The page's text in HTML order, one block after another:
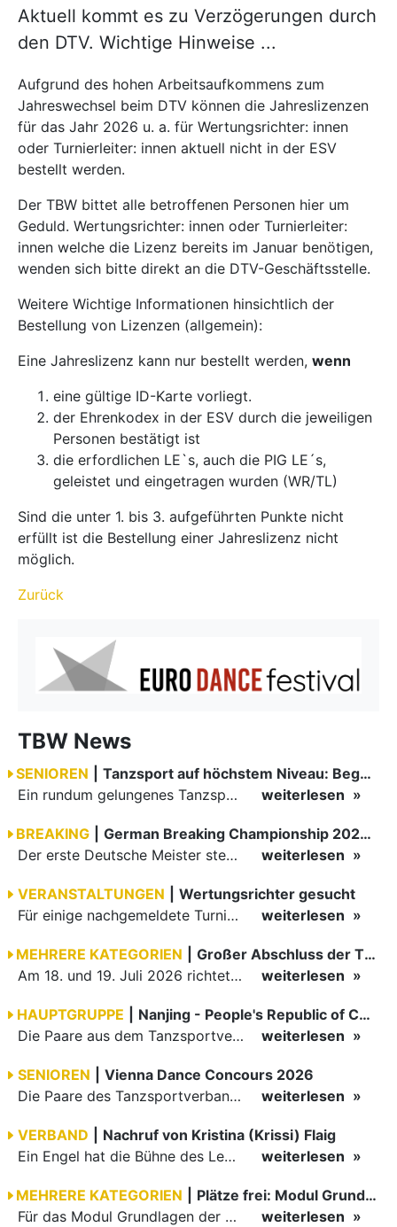
Aktuell kommt es zu Verzögerungen durch
den DTV. Wichtige Hinweise ...
Aufgrund des hohen Arbeitsaufkommens zum
Jahreswechsel beim DTV können die Jahreslizenzen
für das Jahr 2026 u. a. für Wertungsrichter: innen
oder Turnierleiter: innen aktuell nicht in der ESV
bestellt werden.
Der TBW bittet alle betroffenen Personen hier um
Geduld. Wertungsrichter: innen oder Turnierleiter:
innen welche die Lizenz bereits im Januar benötigen,
wenden sich bitte direkt an die DTV-Geschäftsstelle.
Weitere Wichtige Informationen hinsichtlich der
Bestellung von Lizenzen (allgemein):
Eine Jahreslizenz kann nur bestellt werden, wenn
eine gültige ID-Karte vorliegt.
der Ehrenkodex in der ESV durch die jeweiligen
Personen bestätigt ist
die erfordlichen LE`s, auch die PIG LE´s,
geleistet und eingetragen wurden (WR/TL)
Sind die unter 1. bis 3. aufgeführten Punkte nicht
erfüllt ist die Bestellung einer Jahreslizenz nicht
möglich.
Zurück
TBW News
SENIOREN
Tanzsport auf höchstem Niveau: Begeisterung bei den Turnieren in…
Ein rundum gelungenes Tanzsport-Wochenende liegt hinter den Paaren und Organisatoren in Enzklösterle. Am 1. und 2. August 2026 verwandelte sich die Festhalle wieder in einen lebendigen Mittelpunkt des…
weiterlesen
BREAKING
German Breaking Championship 2026 in Hannover
Der erste Deutsche Meister steht fest B-Boy Roman siegt bei den Juniors
weiterlesen
VERANSTALTUNGEN
Wertungsrichter gesucht
Für einige nachgemeldete Turniere im 2 Halbjahr sucht der ZWE noch Wertungsrichter.
weiterlesen
MEHRERE KATEGORIEN
Großer Abschluss der TBW-Trophy in Weinheim
Am 18. und 19. Juli 2026 richtete die Tanzsportabteilung (TSA) der TSG 1862 Weinheim das Abschlussturnier der diesjährigen TBW-Trophy-Serie aus. Zum traditionellen Saisonfinale kamen rund 400 Starts über…
weiterlesen
HAUPTGRUPPE
Nanjing - People's Republic of China
Die Paare aus dem Tanzsportverband Baden-Württemberg (TBW) haben beim hochklassig besetzten WDSF GrandSlam im chinesischen Nanjing wieder einmal auf internationalem Top-Niveau geglänzt. Das…
weiterlesen
SENIOREN
Vienna Dance Concours 2026
Die Paare des Tanzsportverbandes Baden-Württemberg (TBW) glänzten auf dem internationalen Parkett des Vienna Dance Concourse 2026 im Wiener Rathaus mit hervorragenden Platzierungen Ergebnisse unter: …
weiterlesen
VERBAND
Nachruf von Kristina (Krissi) Flaig
Ein Engel hat die Bühne des Lebens verlassen. Viel zu früh, plötzlich und für uns alle unfassbar, wurde unsere geliebte Kristina (Krissi) Flaig im Alter von 36 Jahren aus dem Leben gerissen. Das Tanzen…
weiterlesen
MEHRERE KATEGORIEN
Plätze frei: Modul Grundlagen
Für das Modul Grundlagen der Breitensportausbildung vom 10. bis 13. September an der Landessportschule Albstadt sind noch Plätze frei. Das Modul kann auch für den Lizenzerhalt (30 LE fachlich) genutzt…
weiterlesen